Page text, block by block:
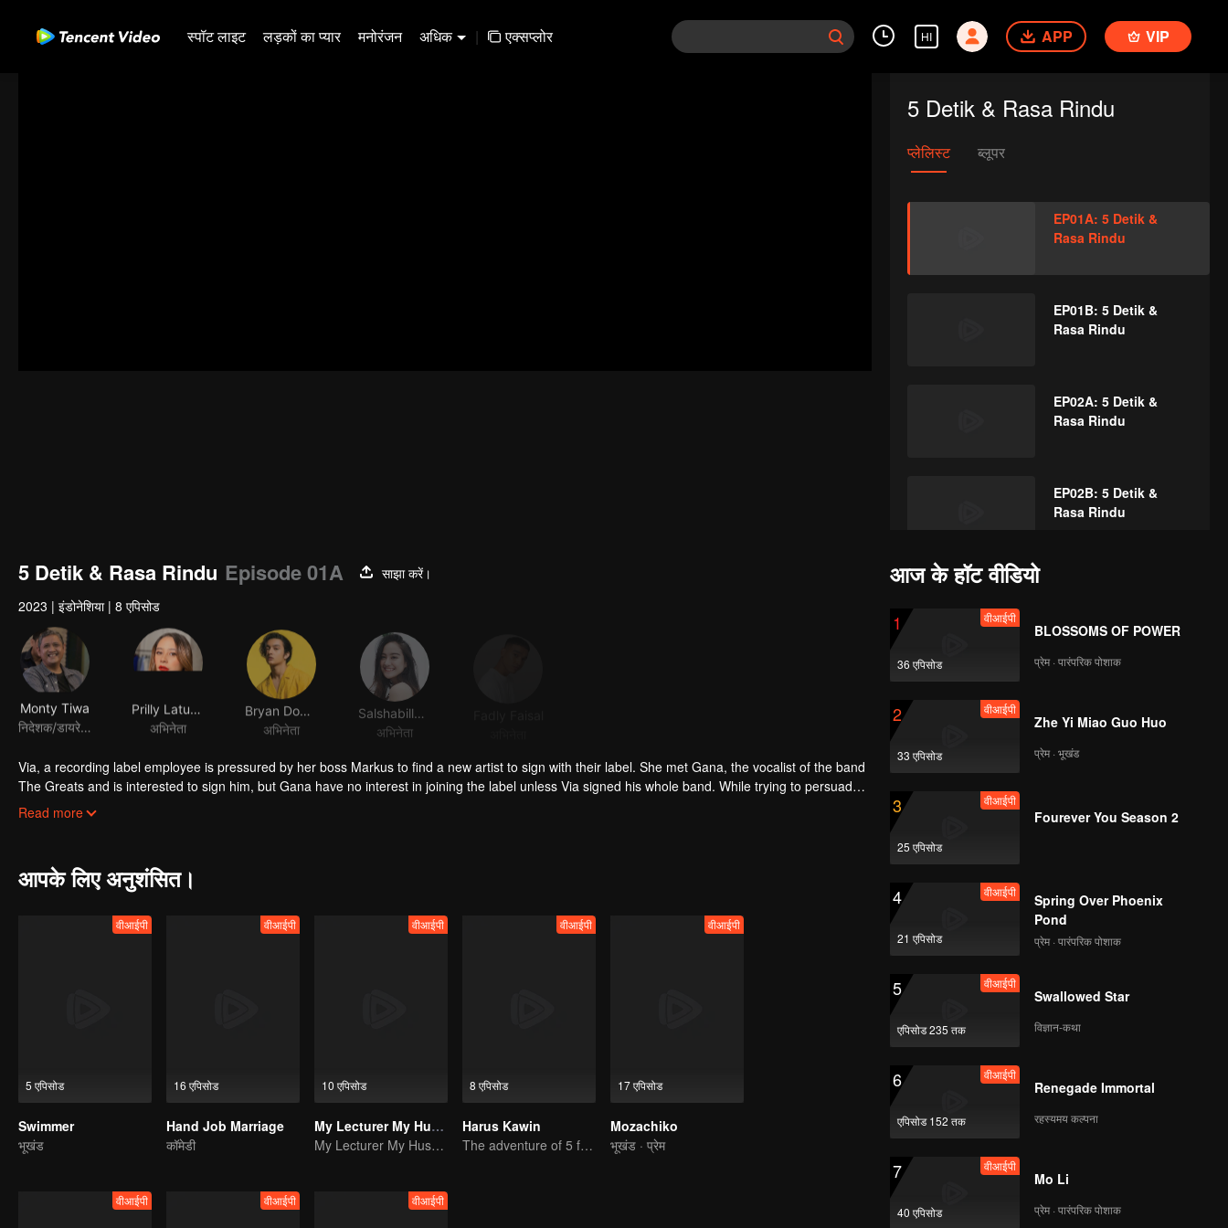
स्पॉट लाइट लड़कों का प्यार मनोरंजन अधिक | एक्सप्लोर HI APP VIP
5 Detik & Rasa Rindu
प्लेलिस्ट ब्लूपर
EP01A: 5 Detik &
Rasa Rindu
EP01B: 5 Detik &
Rasa Rindu
EP02A: 5 Detik &
Rasa Rindu
EP02B: 5 Detik &
Rasa Rindu
वीआईपी
EP05A: 5 Detik &
5 Detik & Rasa Rindu Episode 01A
साझा करें।
2023 | इंडोनेशिया | 8 एपिसोड
Monty Tiwa
अभिनेता
अभिनेता
अभिनेता
Via, a recording label employee is pressured by her boss Markus to find a new artist to sign with their label. She met Gana, the vocalist of the band
The Greats and is interested to sign him, but Gana have no interest in joining the label unless Via signed his whole band. While trying to persuade
him, Via found out that Gana is the barista at her favourite café shop.
Markus also asked Via to sign Drupadi, a new artist who only wanted to join the label if she can sing a duet with Gana. Durpadi and Gana finally
Read more
आपके लिए अनुशंसित।
5 एपिसोड
वीआईपी
Swimmer
भूखंड
16 एपिसोड
वीआईपी
Hand Job Marriage
कॉमेडी
10 एपिसोड
वीआईपी
My Lecturer My Husband
My Lecturer My Husband
8 एपिसोड
वीआईपी
Harus Kawin
The adventure of 5 friends looking for a soulmate!
17 एपिसोड
वीआईपी
Mozachiko
भूखंड · प्रेम
वीआईपी वीआईपी वीआईपी
आज के हॉट वीडियो
1
36 एपिसोड
वीआईपी
BLOSSOMS OF POWER
प्रेम · पारंपरिक पोशाक
2
33 एपिसोड
वीआईपी
Zhe Yi Miao Guo Huo
प्रेम · भूखंड
3
25 एपिसोड
वीआईपी
Fourever You Season 2
4
21 एपिसोड
वीआईपी
Spring Over Phoenix
Pond
प्रेम · पारंपरिक पोशाक
5
एपिसोड 235 तक
वीआईपी
Swallowed Star
विज्ञान-कथा
6
एपिसोड 152 तक
वीआईपी
Renegade Immortal
रहस्यमय कल्पना
7
40 एपिसोड
वीआईपी
Mo Li
प्रेम · पारंपरिक पोशाक